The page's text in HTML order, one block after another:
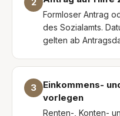
Formloser Antrag
des Sozialamts.
gelten ab
3
Einkommens-
vorlegen
Renten-, Konten-